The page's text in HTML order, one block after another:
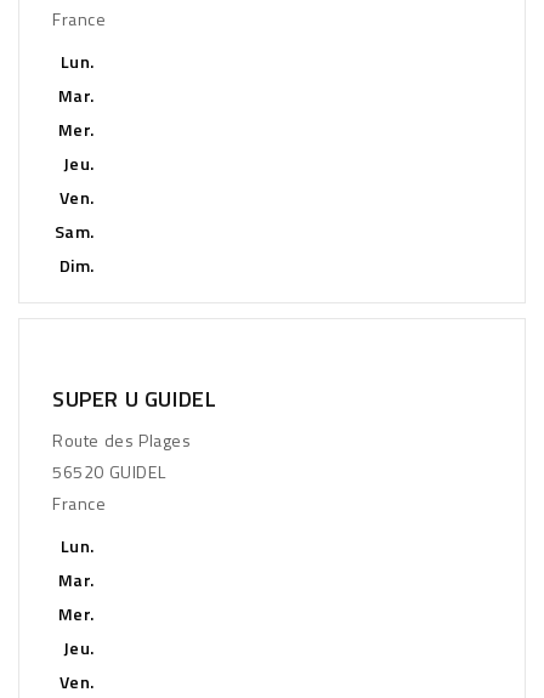
France
Lun.
Mar.
Mer.
Jeu.
Ven.
Sam.
Dim.
SUPER U GUIDEL
Route des Plages
56520 GUIDEL
France
Lun.
Mar.
Mer.
Jeu.
Ven.